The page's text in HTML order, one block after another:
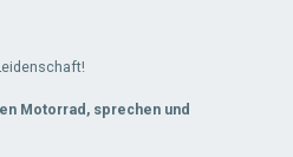
Motorrad, sprechen und